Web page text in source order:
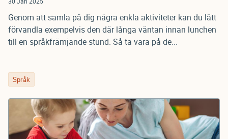
Genom att samla på dig några enkla aktiviteter kan du lätt
förvandla exempelvis den där långa väntan innan lunchen
till en språkfrämjande stund. Så ta vara på de...
Språk